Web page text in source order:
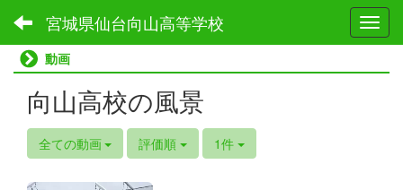
宮城県仙台向山高等学校
動画
向山高校の風景
全ての動画 評価順 1件